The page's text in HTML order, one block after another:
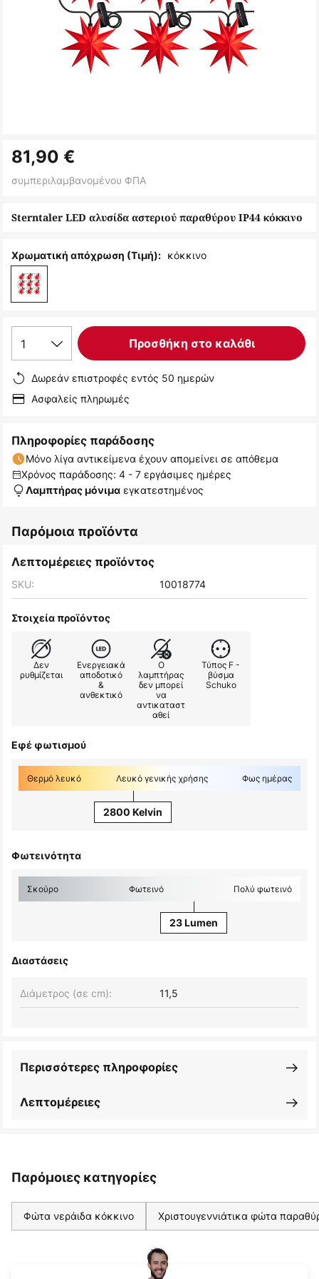
στην
αρχή
συλλογής
Sterntaler LED αλυσίδα αστεριού παραθύρου IP44 κόκκινο
81,90 €
συμπεριλαμβανομένου ΦΠΑ
Χρωματική απόχρωση (Τιμή): κόκκινο
1 Προσθήκη στο καλάθι
Δωρεάν επιστροφές εντός 50 ημερών
Ασφαλείς πληρωμές
Πληροφορίες παράδοσης
Μόνο λίγα αντικείμενα έχουν απομείνει σε απόθεμα
Χρόνος παράδοσης: 4 - 7 εργάσιμες ημέρες
Λαμπτήρας μόνιμα εγκατεστημένος
Παρόμοια προϊόντα
Λεπτομέρειες προϊόντος
SKU: 10018774
Στοιχεία προϊόντος
Δεν
ρυθμίζεται
Ενεργειακά
αποδοτικό
&
ανθεκτικό
Ο
λαμπτήρας
δεν μπορεί
να
αντικαταστ
αθεί
Τύπος F -
βύσμα
Schuko
Εφέ φωτισμού
Θερμό λευκό Λευκό γενικής χρήσης Φως ημέρας
2800 Kelvin
Φωτεινότητα
Σκούρο Φωτεινό Πολύ φωτεινό
23 Lumen
Διαστάσεις
Διάμετρος (σε cm): 11,5
Λεπτομέρειες
Περισσότερες πληροφορίες
Παρόμοιες κατηγορίες
Φώτα νεράιδα κόκκινο Χριστουγεννιάτικα φώτα